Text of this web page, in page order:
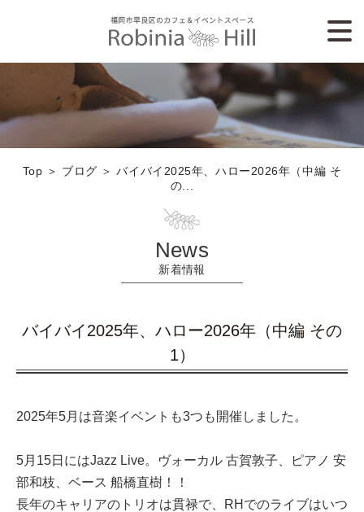
Top ＞ ブログ ＞ バイバイ2025年、ハロー2026年（中編 そ
の...
News
新着情報
バイバイ2025年、ハロー2026年（中編 その
1）
2025年5月は音楽イベントも3つも開催しました。
5月15日にはJazz Live。ヴォーカル 古賀敦子、ピアノ 安
部和枝、ベース 船橋直樹！！
長年のキャリアのトリオは貫禄で、RHでのライブはいつ